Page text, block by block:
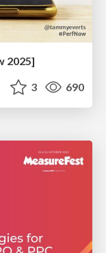
2025]
3 690